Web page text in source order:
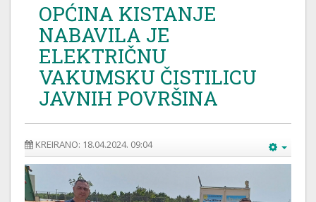
OPĆINA KISTANJE
NABAVILA JE
ELEKTRIČNU
VAKUMSKU ČISTILICU
JAVNIH POVRŠINA
KREIRANO: 18.04.2024. 09:04